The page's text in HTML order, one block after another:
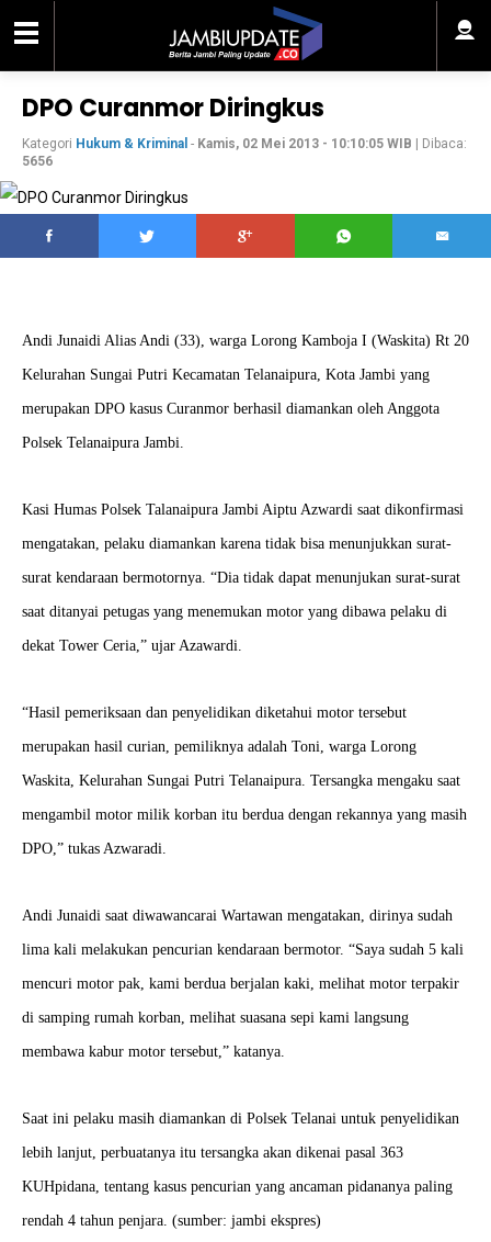
DPO Curanmor Diringkus
Kategori Hukum & Kriminal - Kamis, 02 Mei 2013 - 10:10:05 WIB | Dibaca:
5656
Andi Junaidi Alias Andi (33), warga Lorong Kamboja I (Waskita) Rt 20
Kelurahan Sungai Putri Kecamatan Telanaipura, Kota Jambi yang
merupakan DPO kasus Curanmor berhasil diamankan oleh Anggota
Polsek Telanaipura Jambi.
Kasi Humas Polsek Talanaipura Jambi Aiptu Azwardi saat dikonfirmasi
mengatakan, pelaku diamankan karena tidak bisa menunjukkan surat-
surat kendaraan bermotornya. “Dia tidak dapat menunjukan surat-surat
saat ditanyai petugas yang menemukan motor yang dibawa pelaku di
dekat Tower Ceria,” ujar Azawardi.
“Hasil pemeriksaan dan penyelidikan diketahui motor tersebut
merupakan hasil curian, pemiliknya adalah Toni, warga Lorong
Waskita, Kelurahan Sungai Putri Telanaipura. Tersangka mengaku saat
mengambil motor milik korban itu berdua dengan rekannya yang masih
DPO,” tukas Azwaradi.
Andi Junaidi saat diwawancarai Wartawan mengatakan, dirinya sudah
lima kali melakukan pencurian kendaraan bermotor. “Saya sudah 5 kali
mencuri motor pak, kami berdua berjalan kaki, melihat motor terpakir
di samping rumah korban, melihat suasana sepi kami langsung
membawa kabur motor tersebut,” katanya.
Saat ini pelaku masih diamankan di Polsek Telanai untuk penyelidikan
lebih lanjut, perbuatanya itu tersangka akan dikenai pasal 363
KUHpidana, tentang kasus pencurian yang ancaman pidananya paling
rendah 4 tahun penjara. (sumber: jambi ekspres)